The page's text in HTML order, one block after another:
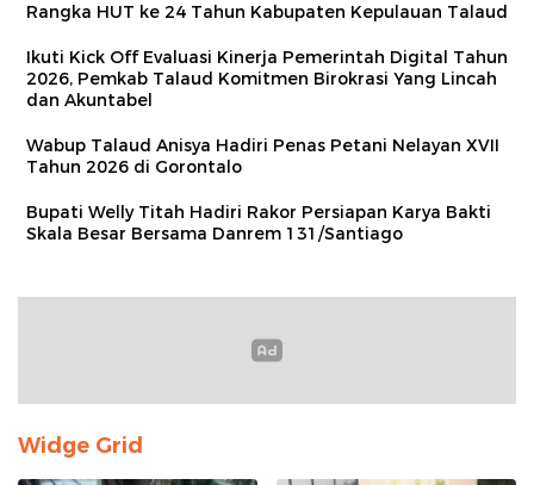
Rangka HUT ke 24 Tahun Kabupaten Kepulauan Talaud
Ikuti Kick Off Evaluasi Kinerja Pemerintah Digital Tahun
2026, Pemkab Talaud Komitmen Birokrasi Yang Lincah
dan Akuntabel
Wabup Talaud Anisya Hadiri Penas Petani Nelayan XVII
Tahun 2026 di Gorontalo
Bupati Welly Titah Hadiri Rakor Persiapan Karya Bakti
Skala Besar Bersama Danrem 131/Santiago
Widge Grid